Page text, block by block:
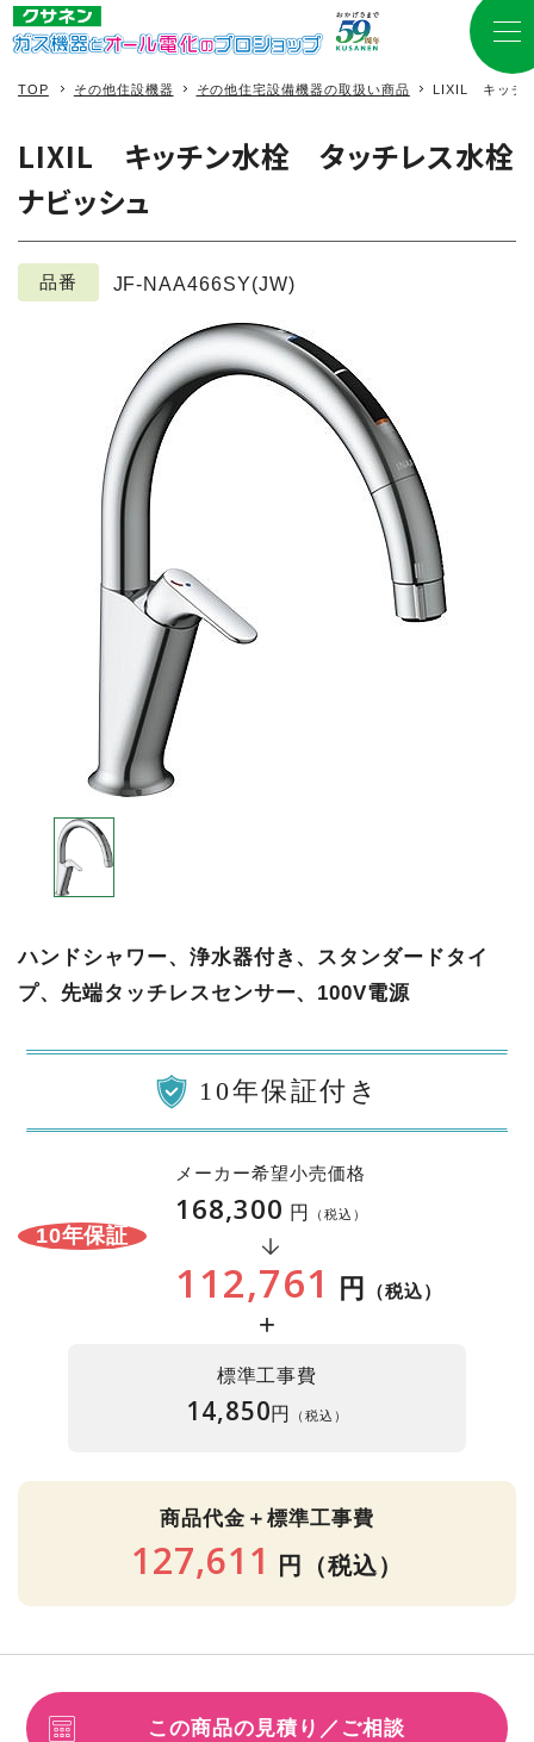
TOP その他住設機器 その他住宅設備機器の取扱い商品 LIXIL キッチ
LIXIL キッチン水栓 タッチレス水栓
ナビッシュ
品番 JF-NAA466SY(JW)
ハンドシャワー、浄水器付き、スタンダードタイ
プ、先端タッチレスセンサー、100V電源
10年保証付き
10年保証
メーカー希望小売価格
168,300 円 （税込）
112,761 円 （税込）
+
標準工事費
14,850円 （税込）
商品代金＋標準工事費
127,611 円 （税込）
この商品の見積り／ご相談